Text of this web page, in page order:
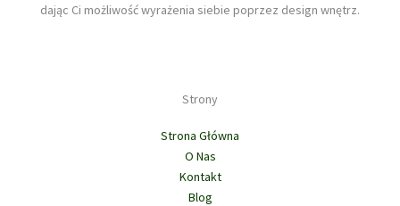
dając Ci możliwość wyrażenia siebie poprzez design wnętrz.
Strony
Strona Główna
O Nas
Kontakt
Blog